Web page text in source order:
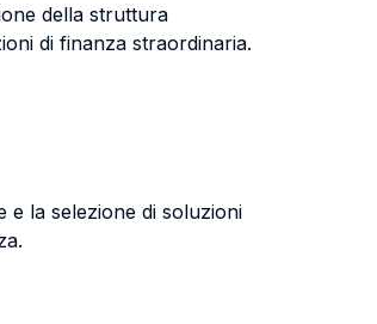
della struttura
di finanza straordinaria.
e la selezione di soluzioni